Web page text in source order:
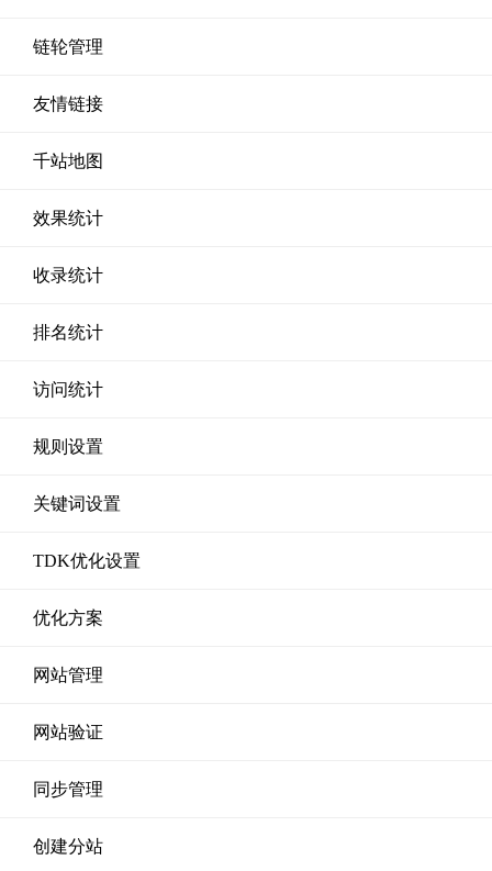
链轮管理
友情链接
千站地图
效果统计
收录统计
排名统计
访问统计
规则设置
关键词设置
TDK优化设置
优化方案
网站管理
网站验证
同步管理
创建分站